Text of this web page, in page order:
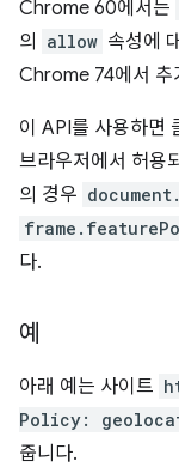
Chrome 60에서는
의
allow 속성에
Chrome 74에서 추
이 API를 사용하면
브라우저에서 허용
의 경우
다.
예
아래 예는 사이트
Policy:
줍니다.